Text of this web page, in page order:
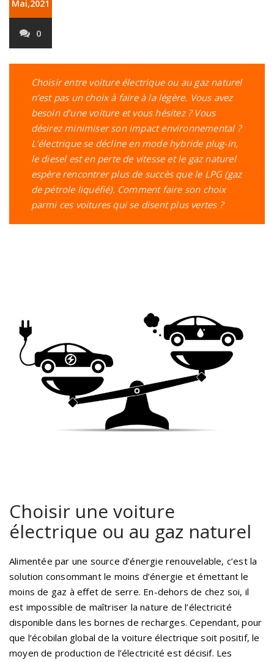
Mai,2021
0
Choisir entre voiture électrique ou au gaz naturel
n’est pas un choix à faire à la légère. Vous avez
besoin d’une voiture et vous hésitez ? Vous
désirez minimiser son impact environnemental ?
L’électrique se décline en mode hybride plug-in,
le diesel est en perte de vitesse et le gaz naturel
espère rencontrer plus de succès que le LPG (gaz
de pétrole liquéfié). Comment faire son choix
parmi ces voitures qui se disent plus vertes ?
Choisir une voiture
électrique ou au gaz naturel
Alimentée par une source d’énergie renouvelable, c’est la
solution consommant le moins d’énergie et émettant le
moins de gaz à effet de serre. En-dehors de chez soi, il
est impossible de maîtriser la nature de l’électricité
disponible dans les bornes de recharges. Cependant, pour
que l’écobilan global de la voiture électrique soit positif, le
moyen de production de l’électricité est décisif. Les